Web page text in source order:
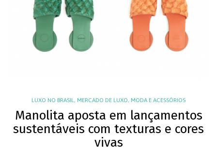
LUXO NO BRASIL, MERCADO DE LUXO, MODA E ACESSÓRIOS
Manolita aposta em lançamentos
sustentáveis com texturas e cores
vivas